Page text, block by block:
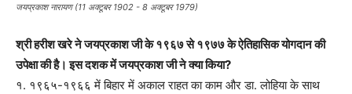
जयप्रकाश नारायण (11 अक्टूबर 1902 - 8 अक्टूबर 1979)
श्री हरीश खरे ने जयप्रकाश जी के १९६७ से १९७७ के ऐतिहासिक योगदान की
उपेक्षा की है। इस दशक में जयप्रकाश जी ने क्या किया?
१. १९६५-१९६६ में बिहार में अकाल राहत का काम और डा. लोहिया के साथ